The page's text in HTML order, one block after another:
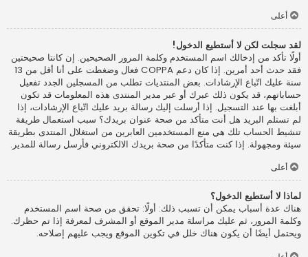
أعلى
لقد سجلت لكن لا أستطيع الدخول!
أولًا تأكد من إدخالك اسم المستخدم وكلمة المرور الصحيحين. إن كانتا صحيحتين
فقد حدث أحد أمرين. إذا كان دعم COPPA فعال وضغطت على أنا أقل من 13
سنة عليك اتّباع الإرشادات. بعض المنتديات تطلب من المسجلين الجدد تفعيل
حساباتهم، قد يكون ذلك عبرك أو عبر مدير المنتدى هذه المعلومات قد تكون
أبلغت بها عند التسجيل. إذا أرسلت إليك رسالة بريد عليك اتّباع الإرشادات، إذا
لم تستلم البريد هل أنت متأكد من صحة عنوان بريدك؟ سبب استعمال طريقة
تنشيط الحساب تلك هي منع المستخدمين العابرين من استغلال المنتدى بطريقة
سيئة ومجهولة. إذا كنت متأكدًا من صحة بريدك الالكتروني فأرسل رسالة للمدير.
أعلى
لماذا لا أستطيع الدخول؟
هناك عدة أسباب يمكن أن تسبب ذلك: أولًا: تحقق من صحة اسم المستخدم
وكلمة المرور، ثم عليك مراسلة مدير الموقع أو المشرف لمعرفة إذا تم حظرك.
ويحتمل أيضًا أن يكون هناك خلل في تكوين الموقع ويجب عليهم إصلاحه.